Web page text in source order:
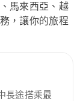
馬來西亞、越
，讓你的旅程
長途搭乘最